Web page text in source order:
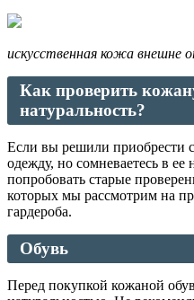
искусственная кожа внешне
Как проверить
натуральность?
Если вы решили приобрести
одежду, но сомневаетесь в
попробовать старые
которых мы рассмотрим на
гардероба.
Обувь
Перед покупкой кожаной